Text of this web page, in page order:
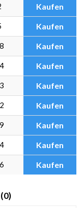
Kaufen
Kaufen
Kaufen
Kaufen
Kaufen
Kaufen
Kaufen
Kaufen
Kaufen